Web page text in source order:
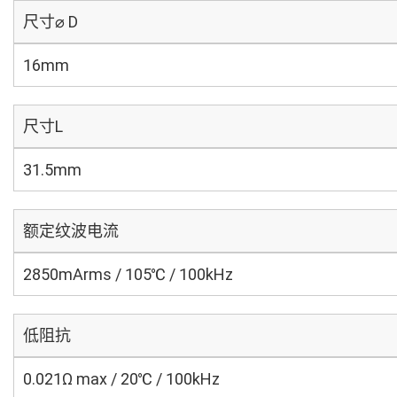
尺寸⌀ D
16mm
尺寸L
31.5mm
额定纹波电流
2850mArms / 105℃ / 100kHz
低阻抗
0.021Ω max / 20℃ / 100kHz